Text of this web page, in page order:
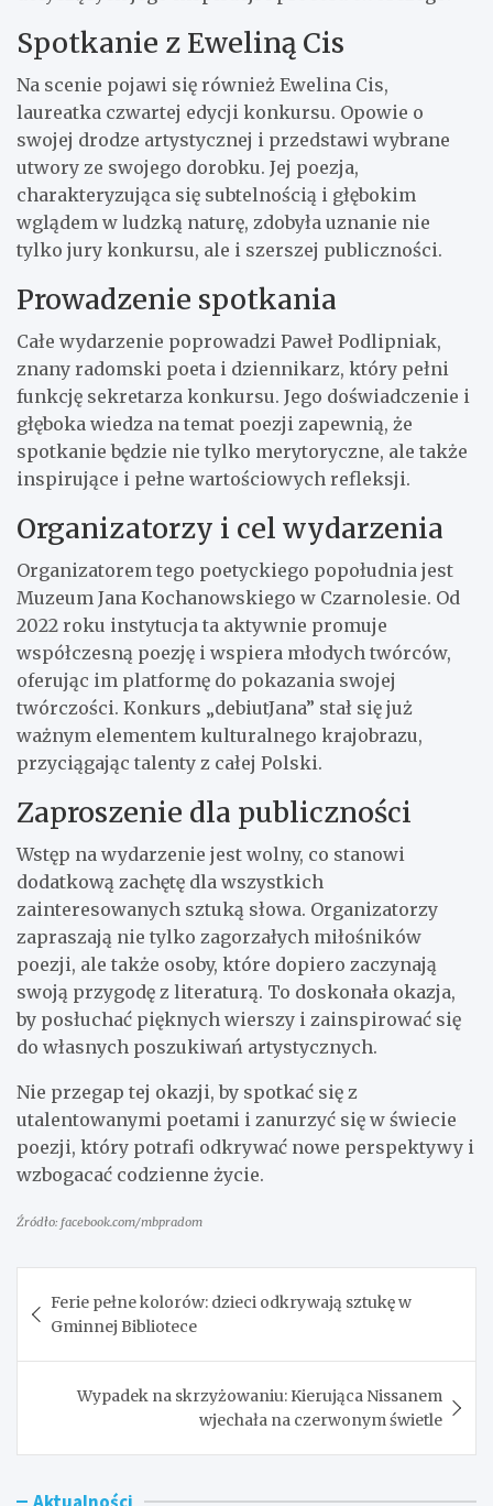
Spotkanie z Eweliną Cis
Na scenie pojawi się również Ewelina Cis,
laureatka czwartej edycji konkursu. Opowie o
swojej drodze artystycznej i przedstawi wybrane
utwory ze swojego dorobku. Jej poezja,
charakteryzująca się subtelnością i głębokim
wglądem w ludzką naturę, zdobyła uznanie nie
tylko jury konkursu, ale i szerszej publiczności.
Prowadzenie spotkania
Całe wydarzenie poprowadzi Paweł Podlipniak,
znany radomski poeta i dziennikarz, który pełni
funkcję sekretarza konkursu. Jego doświadczenie i
głęboka wiedza na temat poezji zapewnią, że
spotkanie będzie nie tylko merytoryczne, ale także
inspirujące i pełne wartościowych refleksji.
Organizatorzy i cel wydarzenia
Organizatorem tego poetyckiego popołudnia jest
Muzeum Jana Kochanowskiego w Czarnolesie. Od
2022 roku instytucja ta aktywnie promuje
współczesną poezję i wspiera młodych twórców,
oferując im platformę do pokazania swojej
twórczości. Konkurs „debiutJana” stał się już
ważnym elementem kulturalnego krajobrazu,
przyciągając talenty z całej Polski.
Zaproszenie dla publiczności
Wstęp na wydarzenie jest wolny, co stanowi
dodatkową zachętę dla wszystkich
zainteresowanych sztuką słowa. Organizatorzy
zapraszają nie tylko zagorzałych miłośników
poezji, ale także osoby, które dopiero zaczynają
swoją przygodę z literaturą. To doskonała okazja,
by posłuchać pięknych wierszy i zainspirować się
do własnych poszukiwań artystycznych.
Nie przegap tej okazji, by spotkać się z
utalentowanymi poetami i zanurzyć się w świecie
poezji, który potrafi odkrywać nowe perspektywy i
wzbogacać codzienne życie.
Źródło: facebook.com/mbpradom
wpisu
Ferie pełne kolorów: dzieci odkrywają sztukę w
Gminnej Bibliotece
Wypadek na skrzyżowaniu: Kierująca Nissanem
wjechała na czerwonym świetle